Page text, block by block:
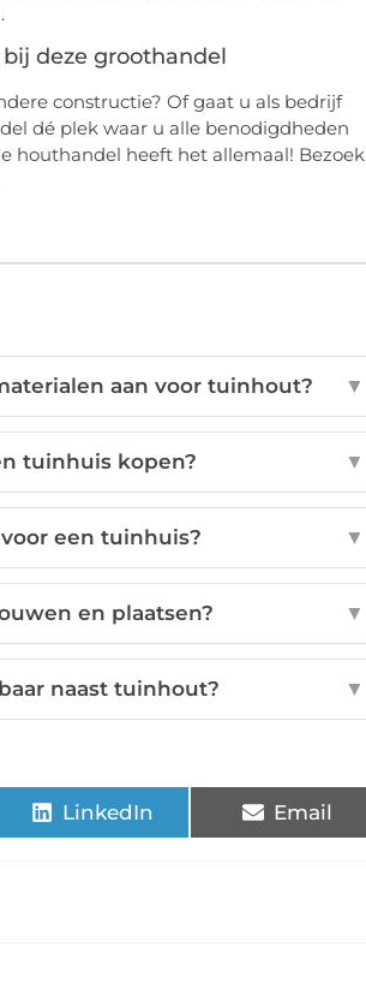
deze groothandel
constructie? Of gaat u als bedrijf
dé plek waar u alle benodigdheden
houthandel heeft het allemaal! Bezoek
aan voor tuinhout? ▼
tuinhuis kopen? ▼
een tuinhuis? ▼
en plaatsen? ▼
naast tuinhout? ▼
LinkedIn Email